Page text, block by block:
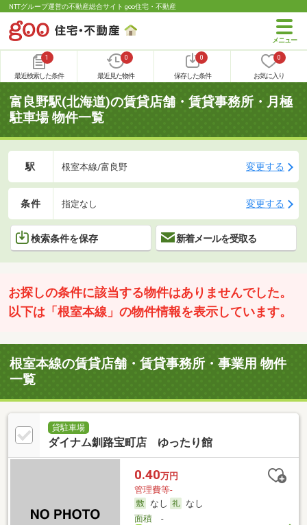
NTTグループ運営の不動産総合サイト goo住宅・不動産
1
最近検索した条件
0
最近見た物件
0
保存した条件
0
お気に入り
富良野駅(北海道)の賃貸店舗・賃貸事務所・月極
駐車場 物件一覧
駅 根室本線/富良野 変更する
条件 指定なし 変更する
検索条件を保存 新着メールを受取る
お探しの条件に該当する物件はありませんでした。
以下は「根室本線」の物件情報を表示しています。
根室本線の賃貸店舗・賃貸事務所・事業用 物件
一覧
貸駐車場
ダイナム釧路宝町店 ゆったり館
0.40万円
管理費等-
なし
なし
面積-